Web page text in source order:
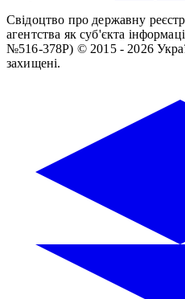
Свідоцтво про державну
агентства як суб'єкта
№516-378Р) © 2015 - 2026
захищені.